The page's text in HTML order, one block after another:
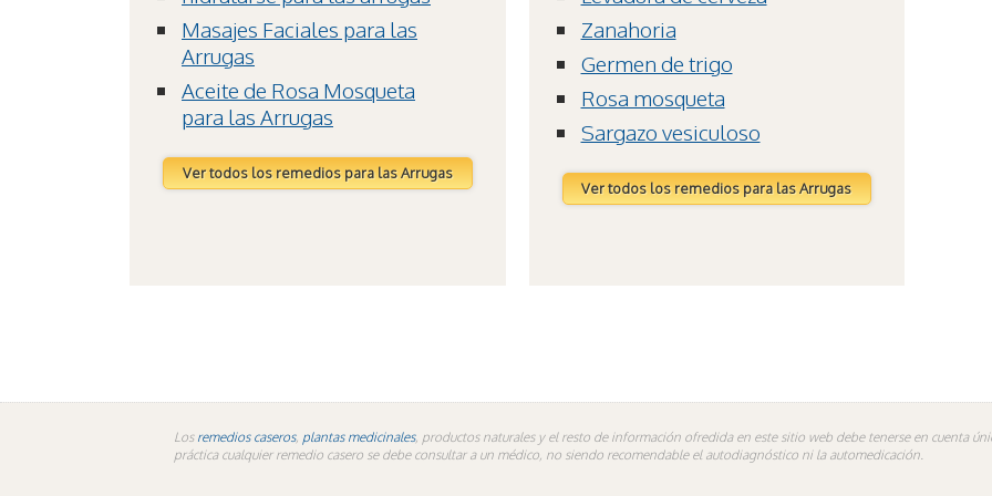
Masajes Faciales para las
Arrugas
Aceite de Rosa Mosqueta
para las Arrugas
Ver todos los remedios para las Arrugas
Zanahoria
Germen de trigo
Rosa mosqueta
Sargazo vesiculoso
Ver todos los remedios para las Arrugas
Los remedios caseros, plantas medicinales, productos naturales y el resto de información ofredida en este sitio web debe tenerse en cuenta
práctica cualquier remedio casero se debe consultar a un médico, no siendo recomendable el autodiagnóstico ni la automedicación.